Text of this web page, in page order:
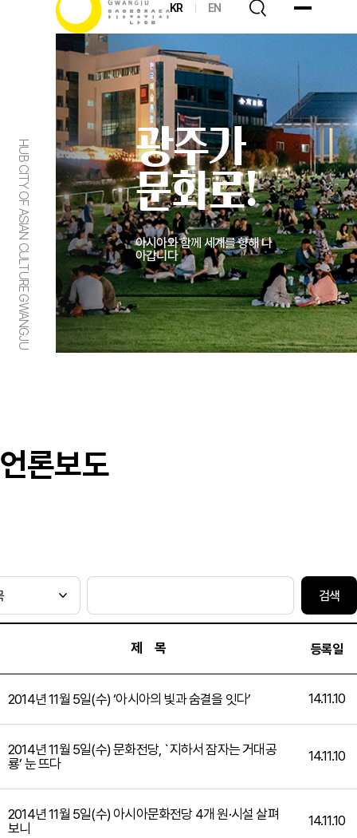
KR EN
HUB CITY OF ASIAN CULTURE GWANGJU
광주가
문화로!
아시아와 함께 세계를 향해 나
아갑니다
언론보도
제 목 등록일
2014년 11월 5일(수) ‘아시아의 빛과 숨결을 잇다’ 14.11.10
2014년 11월 5일(수) 문화전당, `지하서 잠자는 거대공
룡’ 눈 뜨다
14.11.10
2014년 11월 5일(수) 아시아문화전당 4개 원·시설 살펴
보니
14.11.10
검색